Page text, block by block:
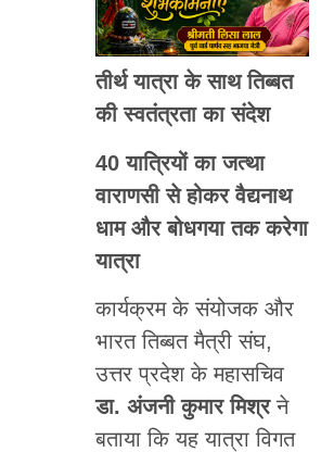
तीर्थ यात्रा के साथ तिब्बत
की स्वतंत्रता का संदेश
40 यात्रियों का जत्था
वाराणसी से होकर वैद्यनाथ
धाम और बोधगया तक करेगा
यात्रा
कार्यक्रम के संयोजक और
भारत तिब्बत मैत्री संघ,
उत्तर प्रदेश के महासचिव
डा. अंजनी कुमार मिश्रने
बताया कि यह यात्रा विगत